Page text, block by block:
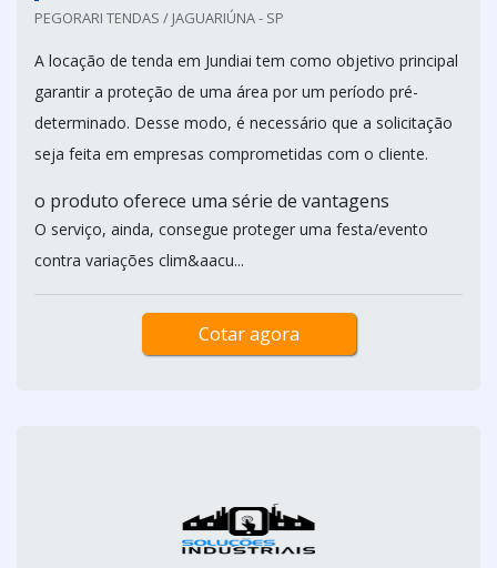
PEGORARI TENDAS / JAGUARIÚNA - SP
A locação de tenda em Jundiai tem como objetivo principal
garantir a proteção de uma área por um período pré-
determinado. Desse modo, é necessário que a solicitação
seja feita em empresas comprometidas com o cliente.
o produto oferece uma série de vantagens
O serviço, ainda, consegue proteger uma festa/evento
contra variações clim&aacu...
Cotar agora